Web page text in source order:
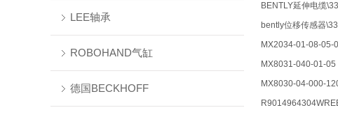
LEE轴承
ROBOHAND气缸
德国BECKHOFF
BENTLY延伸电缆
bently位移传感器
MX2034-01-08-05-
MX8031-040-01-05
MX8030-04-000-